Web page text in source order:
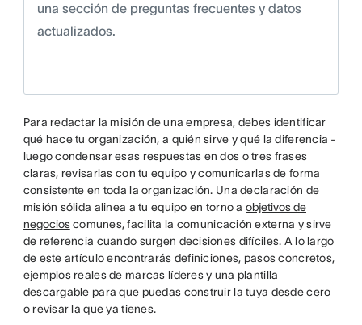
una sección de preguntas frecuentes y datos
actualizados.
Para redactar la misión de una empresa, debes identificar
qué hace tu organización, a quién sirve y qué la diferencia -
luego condensar esas respuestas en dos o tres frases
claras, revisarlas con tu equipo y comunicarlas de forma
consistente en toda la organización. Una declaración de
misión sólida alinea a tu equipo en torno a objetivos de
negocioscomunes, facilita la comunicación externa y sirve
de referencia cuando surgen decisiones difíciles. A lo largo
de este artículo encontrarás definiciones, pasos concretos,
ejemplos reales de marcas líderes y una plantilla
descargable para que puedas construir la tuya desde cero
o revisar la que ya tienes.